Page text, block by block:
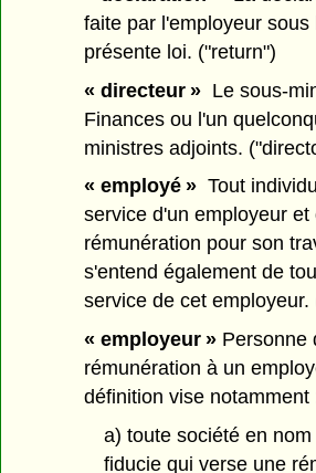
faite par l'employeur
présente loi. ("return")
« directeur » Le sous-
Finances ou l'un
ministres adjoints.
« employé » Tout
service d'un employeur
rémunération pour son
s'entend également de
service de cet employeur.
« employeur » Personne
rémunération à un
définition vise notamment
a) toute société en
fiducie qui verse une